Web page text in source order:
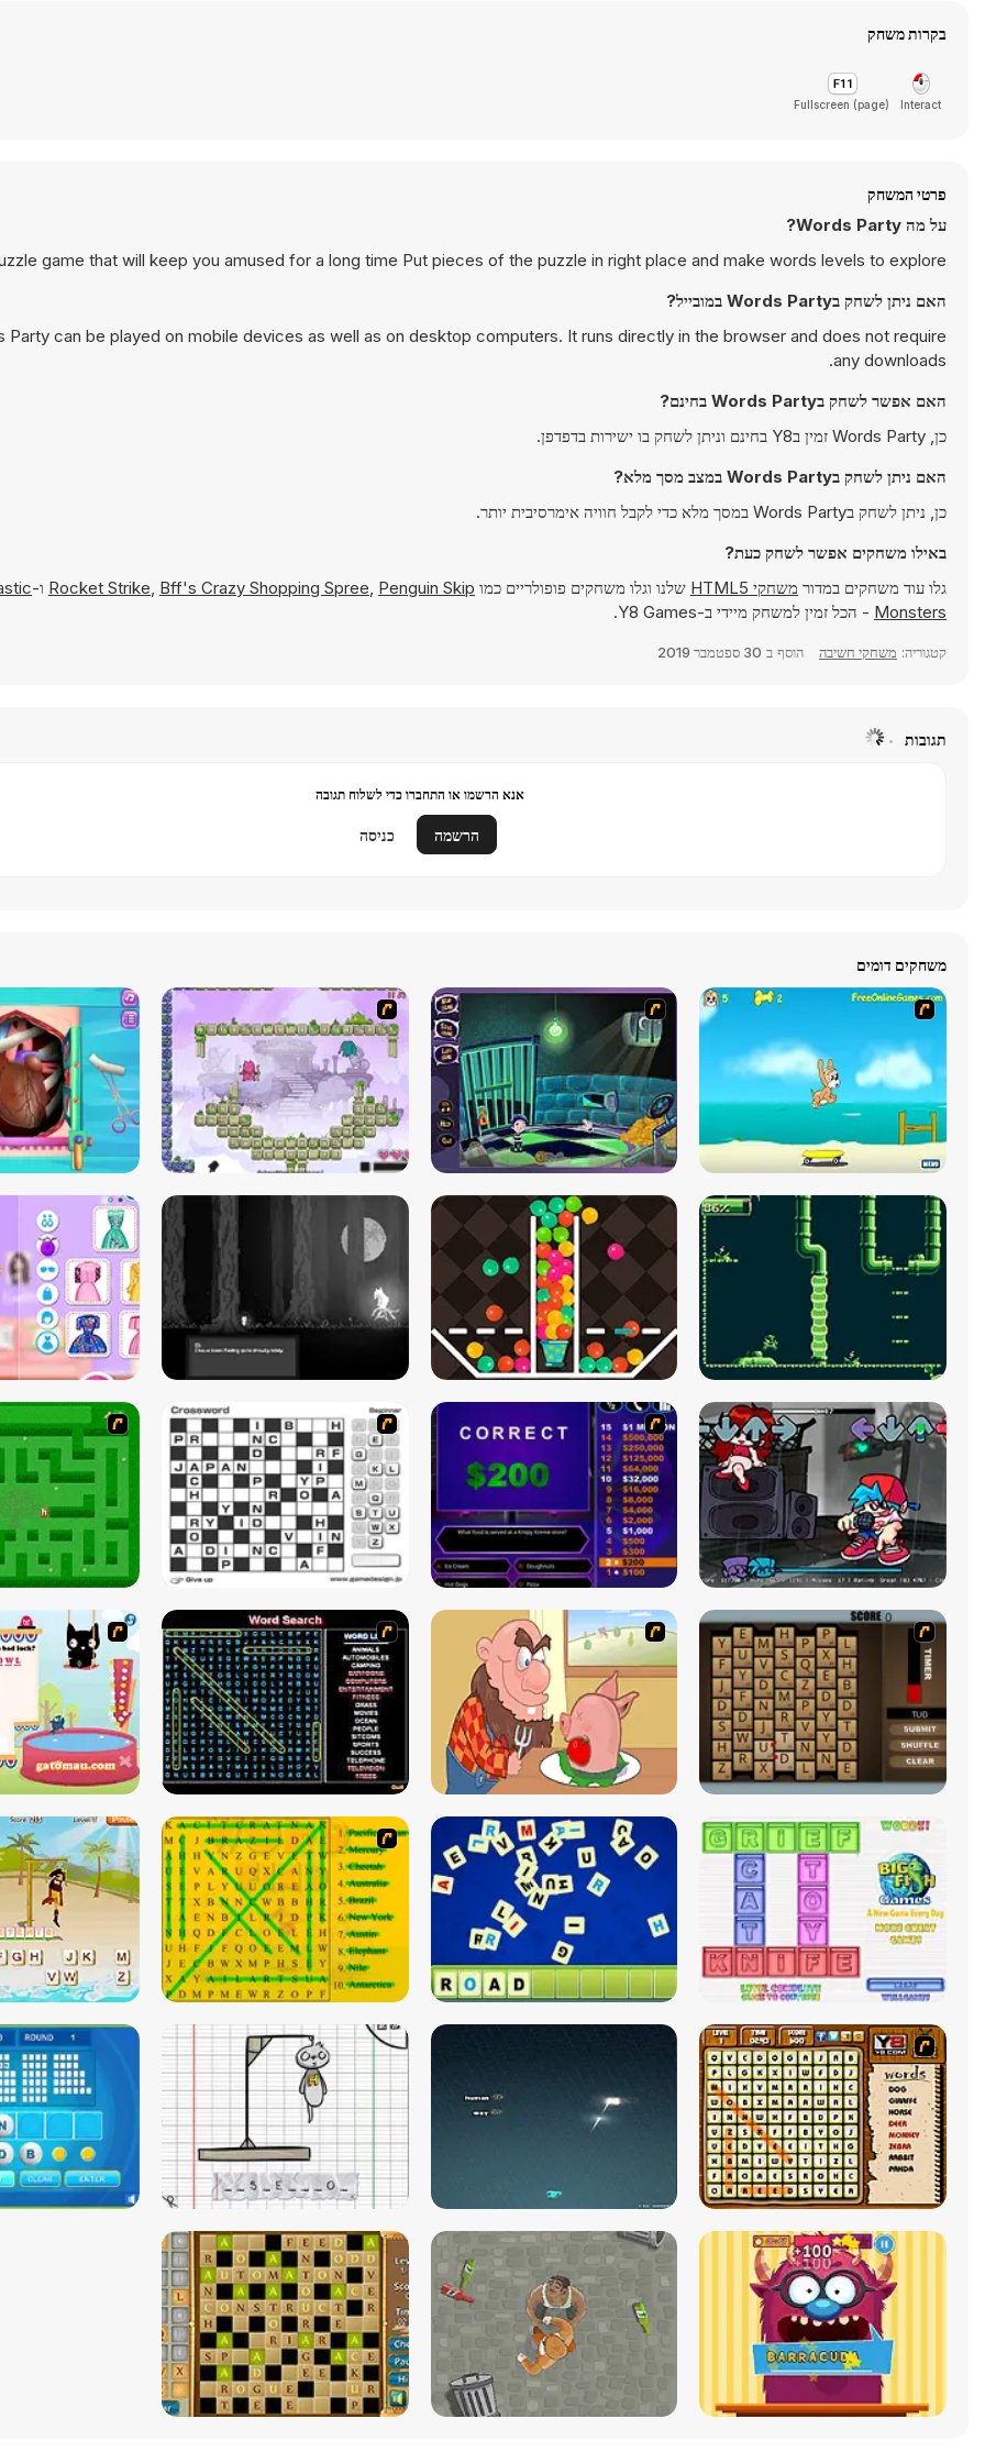
בקרות משחק
Interact
Fullscreen (page)
פרטי המשחק
על מה Words Party?
game that will keep you amused for a long time Put pieces of the puzzle in right place and make words levels to explore
האם ניתן לשחק בWords Party במובייל?
Party can be played on mobile devices as well as on desktop computers. It runs directly in the browser and does not require
any downloads.
האם אפשר לשחק בWords Party בחינם?
כן, Words Party זמין בY8 בחינם וניתן לשחק בו ישירות בדפדפן.
האם ניתן לשחק בWords Party במצב מסך מלא?
כן, ניתן לשחק בWords Party במסך מלא כדי לקבל חוויה אימרסיבית יותר.
באילו משחקים אפשר לשחק כעת?
גלו עוד משחקים במדור משחקי HTML5 שלנו וגלו משחקים פופולריים כמו Rocket Strike, Bff's Crazy Shopping Spree, Penguin Skip ו-
Monsters - הכל זמין למשחק מיידי ב-Y8 Games.
קטגוריה: משחקי חשיבה הוסף ב 30 ספטמבר 2019
תגובות
אנא הרשמו או התחברו כדי לשלוח תגובה
הרשמה כניסה
משחקים דומים